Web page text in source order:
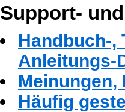
Support-
Handbuch-,
Anleitungs-
Häufig